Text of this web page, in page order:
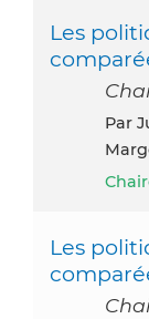
Les
par Justina Bouissous, Alexia Braz Afonso,
Les